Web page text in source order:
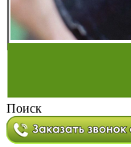
Поиск